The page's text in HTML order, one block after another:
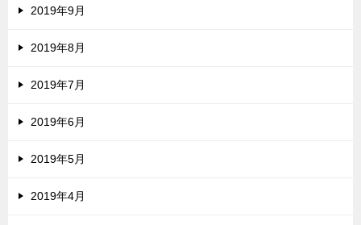
2019年9月
2019年8月
2019年7月
2019年6月
2019年5月
2019年4月